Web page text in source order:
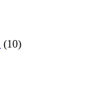
(10)